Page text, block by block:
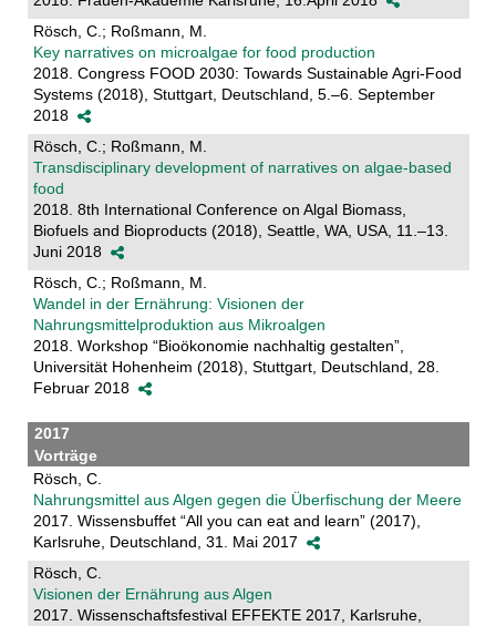
Rösch, C.; Roßmann, M.
Key narratives on microalgae for food production
2018. Congress FOOD 2030: Towards Sustainable Agri-Food
Systems (2018), Stuttgart, Deutschland, 5.–6. September
2018
Rösch, C.; Roßmann, M.
Transdisciplinary development of narratives on algae-based
food
2018. 8th International Conference on Algal Biomass,
Biofuels and Bioproducts (2018), Seattle, WA, USA, 11.–13.
Juni 2018
Rösch, C.; Roßmann, M.
Wandel in der Ernährung: Visionen der
Nahrungsmittelproduktion aus Mikroalgen
2018. Workshop “Bioökonomie nachhaltig gestalten”,
Universität Hohenheim (2018), Stuttgart, Deutschland, 28.
Februar 2018
2017
Vorträge
Rösch, C.
Nahrungsmittel aus Algen gegen die Überfischung der Meere
2017. Wissensbuffet “All you can eat and learn” (2017),
Karlsruhe, Deutschland, 31. Mai 2017
Rösch, C.
Visionen der Ernährung aus Algen
2017. Wissenschaftsfestival EFFEKTE 2017, Karlsruhe,